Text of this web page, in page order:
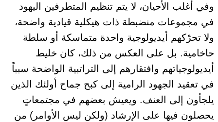
وفي أغلب الأحيان، لا يتم تنظيم المتطرفين اليهود
في مجموعات منضبطة ذات هيكلية قيادية واضحة،
ولا تحرّكهم أيديولوجية واحدة متماسكة أو سلطة
حاخامية. بل على العكس من ذلك، كان خليط
أيديولوجياتهم وافتقارهم إلى التراتبية الواضحة سبباً
في تعقيد
الجهود الرامية إلى كبح جماح أولئك الذين
يلجأون إلى العنف. ويعيش بعضهم في مجتمعاتٍ
يحصلون فيها على الإرشاد (ولكن ليس الأوامر) من